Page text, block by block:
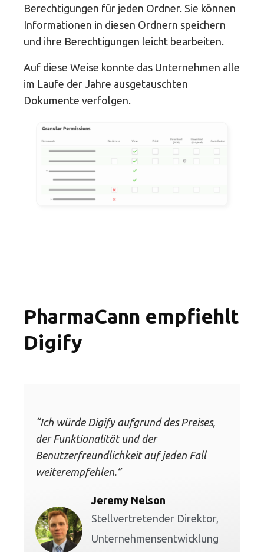
Berechtigungen für jeden Ordner. Sie können
Informationen in diesen Ordnern speichern
und ihre Berechtigungen leicht bearbeiten.
Auf diese Weise konnte das Unternehmen alle
im Laufe der Jahre ausgetauschten
Dokumente verfolgen.
PharmaCann empfiehlt
Digify
“Ich würde Digify aufgrund des Preises,
der Funktionalität und der
Benutzerfreundlichkeit auf jeden Fall
weiterempfehlen.”
Jeremy Nelson
Stellvertretender Direktor,
Unternehmensentwicklung